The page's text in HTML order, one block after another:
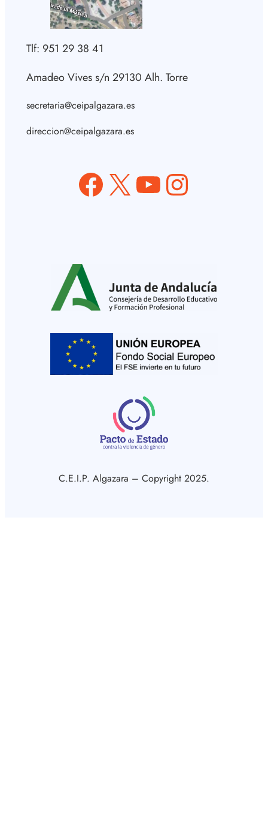
Tlf: 951 29 38 41
Amadeo Vives s/n 29130 Alh. Torre
secretaria@ceipalgazara.es
direccion@ceipalgazara.es
Facebook X YouTube Instagram
C.E.I.P. Algazara – Copyright 2025.